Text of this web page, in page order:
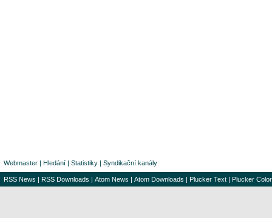
Webmaster | Hledání | Statistiky | Syndikační kanály
RSS News | RSS Downloads | Atom News | Atom Downloads | Plucker Text | Plucker Color